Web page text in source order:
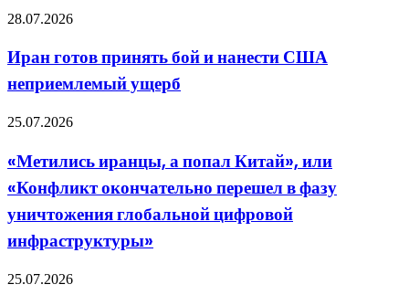
в
Иран
принять
бой
и
США
28.07.2026
Иран готов принять бой и нанести США
неприемлемый ущерб
«Метились
попал
Китай»,
«Конфликт
окончательно
перешел
фазу
25.07.2026
«Метились иранцы, а попал Китай», или
«Конфликт окончательно перешел в фазу
уничтожения глобальной цифровой
инфраструктуры»
Как
25.07.2026